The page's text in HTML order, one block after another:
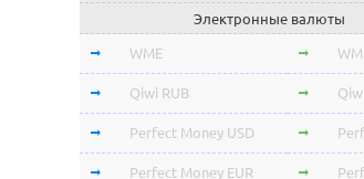
Terra LUNA
Cardano ADA
OmiseGo OMG
Verge XVG
BitTorrent BTT
Электронные валюты
WME
Qiwi RUB
Perfect Money USD
Perfect Money EUR